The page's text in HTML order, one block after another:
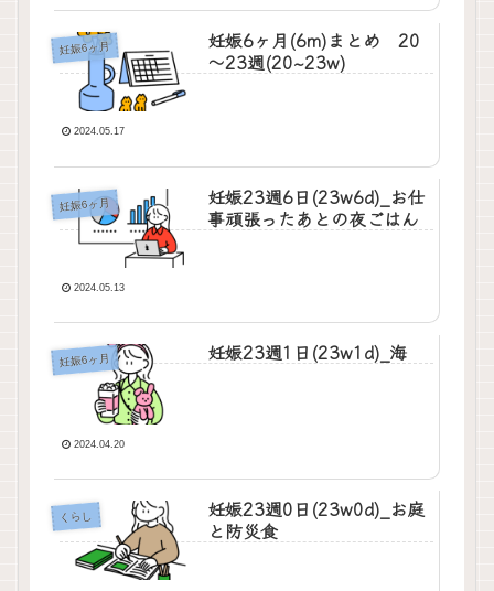
妊娠6ヶ月
妊娠6ヶ月(6m)まとめ 20
～23週(20~23w)
2024.05.17
妊娠6ヶ月
妊娠23週6日(23w6d)_お仕
事頑張ったあとの夜ごはん
2024.05.13
妊娠6ヶ月 妊娠23週1日(23w1d)_海
2024.04.20
くらし
妊娠23週0日(23w0d)_お庭
と防災食